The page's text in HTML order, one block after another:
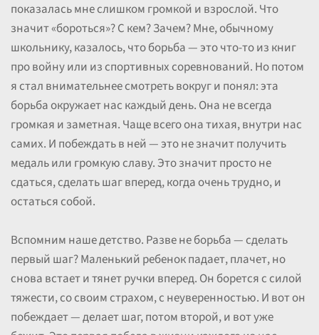
показалась мне слишком громкой и взрослой. Что
значит «бороться»? С кем? Зачем? Мне, обычному
школьнику, казалось, что борьба — это что-то из книг
про войну или из спортивных соревнований. Но потом
я стал внимательнее смотреть вокруг и понял: эта
борьба окружает нас каждый день. Она не всегда
громкая и заметная. Чаще всего она тихая, внутри нас
самих. И побеждать в ней — это не значит получить
медаль или громкую славу. Это значит просто не
сдаться, сделать шаг вперед, когда очень трудно, и
остаться собой.
Вспомним наше детство. Разве не борьба — сделать
первый шаг? Маленький ребенок падает, плачет, но
снова встает и тянет ручки вперед. Он борется с силой
тяжести, со своим страхом, с неуверенностью. И вот он
побеждает — делает шаг, потом второй, и вот уже